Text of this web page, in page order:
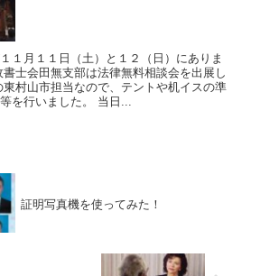
１月１１日（土）と１２（日）にありま
士会田無支部は法律無料相談会を出展し
村山市担当なので、テントや机イスの準
を行いました。 当日...
証明写真機を使ってみた！